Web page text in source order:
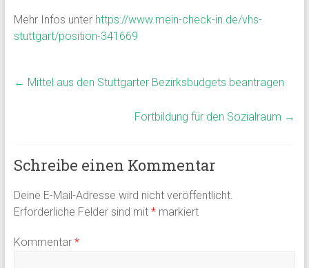
Mehr Infos unter https://www.mein-check-in.de/vhs-
stuttgart/position-341669
← Mittel aus den Stuttgarter Bezirksbudgets beantragen
Fortbildung für den Sozialraum →
Schreibe einen Kommentar
Deine E-Mail-Adresse wird nicht veröffentlicht.
Erforderliche Felder sind mit *markiert
Kommentar *